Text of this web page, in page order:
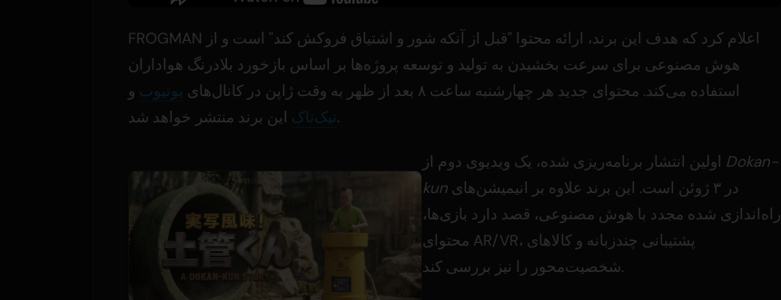
FROGMAN اعلام کرد که هدف این برند، ارائه محتوا "قبل از آنکه شور و اشتیاق فروکش کند" است و از
هوش مصنوعی برای سرعت بخشیدن به تولید و توسعه پروژه‌ها بر اساس بازخورد بلادرنگ هواداران
استفاده می‌کند. محتوای جدید هر چهارشنبه ساعت ۸ بعد از ظهر به وقت ژاپن در کانال‌های
یوتیوب و
تیک‌تاکاین برند منتشر خواهد شد.
Dokan-
kun
راه‌اندازی شده مجدد با هوش مصنوعی، قصد دارد بازی‌ها،
محتوای AR/VR، پشتیبانی چندزبانه و کالاهای
شخصیت‌محور را نیز بررسی کند.